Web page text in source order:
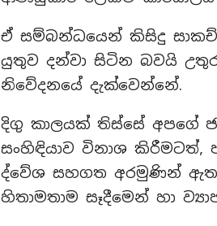
ඒ සම්බන්ධයෙන් කිසිදු
යුතුව දන්වා සිටින බවයි
නිවේදනයේ දැක්වෙන්නේ.
දිගු කාලයක් තිස්සේ අපගේ
සංහිඳියාව විනාශ
ද්වේශ සහගත අරමුණින්
හිතාමතාම සෑදීමෙන් හා